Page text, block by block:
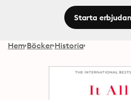
Starta
Hem Böcker Historia